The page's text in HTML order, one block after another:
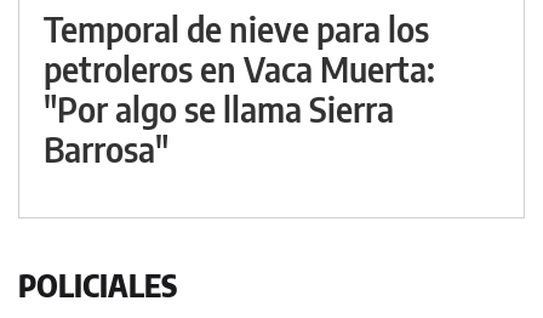
Temporal de nieve para los
petroleros en Vaca Muerta:
"Por algo se llama Sierra
Barrosa"
POLICIALES